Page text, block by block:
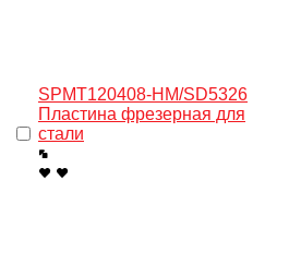
SPMT120408-HM/SD5326
Пластина фрезерная для
стали